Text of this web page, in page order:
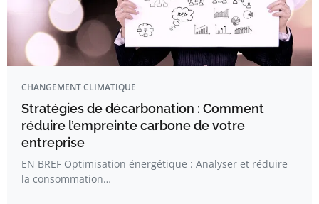
CHANGEMENT CLIMATIQUE
Stratégies de décarbonation : Comment
réduire l’empreinte carbone de votre
entreprise
EN BREF Optimisation énergétique : Analyser et réduire
la consommation…